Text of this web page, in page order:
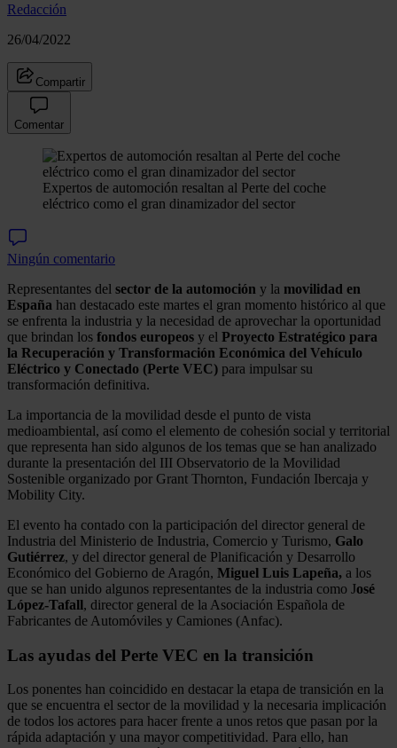
Redacción
26/04/2022
Compartir
Comentar
Expertos de automoción resaltan al Perte del coche
eléctrico como el gran dinamizador del sector
Ningún comentario
Representantes del sector de la automoción y la movilidad en
España han destacado este martes el gran momento histórico al que
se enfrenta la industria y la necesidad de aprovechar la oportunidad
que brindan los fondos europeos y el Proyecto Estratégico para
la Recuperación y Transformación Económica del Vehículo
Eléctrico y Conectado (Perte VEC) para impulsar su
transformación definitiva.
La importancia de la movilidad desde el punto de vista
medioambiental, así como el elemento de cohesión social y territorial
que representa han sido algunos de los temas que se han analizado
durante la presentación del III Observatorio de la Movilidad
Sostenible organizado por Grant Thornton, Fundación Ibercaja y
Mobility City.
El evento ha contado con la participación del director general de
Industria del Ministerio de Industria, Comercio y Turismo, Galo
Gutiérrez, y del director general de Planificación y Desarrollo
Económico del Gobierno de Aragón, Miguel Luis Lapeña, a los
que se han unido algunos representantes de la industria como José
López-Tafall, director general de la Asociación Española de
Fabricantes de Automóviles y Camiones (Anfac).
Las ayudas del Perte VEC en la transición
Los ponentes han coincidido en destacar la etapa de transición en la
que se encuentra el sector de la movilidad y la necesaria implicación
de todos los actores para hacer frente a unos retos que pasan por la
rápida adaptación y una mayor competitividad. Para ello, han